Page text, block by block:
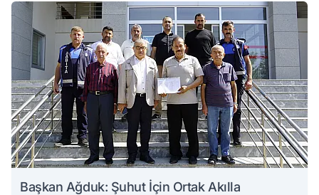
Başkan Ağduk: Şuhut İçin Ortak Akılla